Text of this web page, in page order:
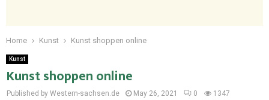
Home Kunst Kunst shoppen online
Kunst
Kunst shoppen online
Published by Western-sachsen.de May 26, 2021 0 1347